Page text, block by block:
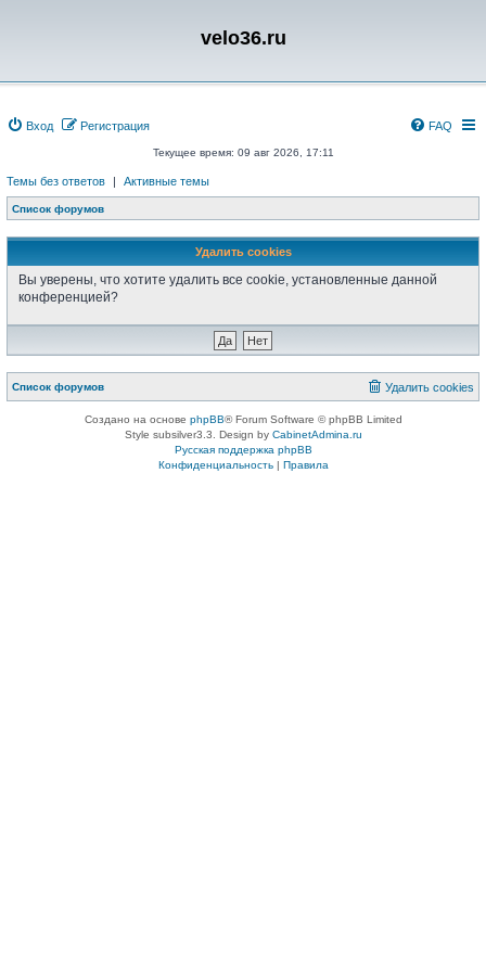
velo36.ru
Вход Регистрация FAQ
Текущее время: 09 авг 2026, 17:11
Темы без ответов | Активные темы
Список форумов
Удалить cookies
Вы уверены, что хотите удалить все cookie, установленные данной
конференцией?
Список форумов Удалить cookies
Создано на основе phpBB® Forum Software © phpBB Limited
Style subsilver3.3. Design by CabinetAdmina.ru
Русская поддержка phpBB
Конфиденциальность| Правила